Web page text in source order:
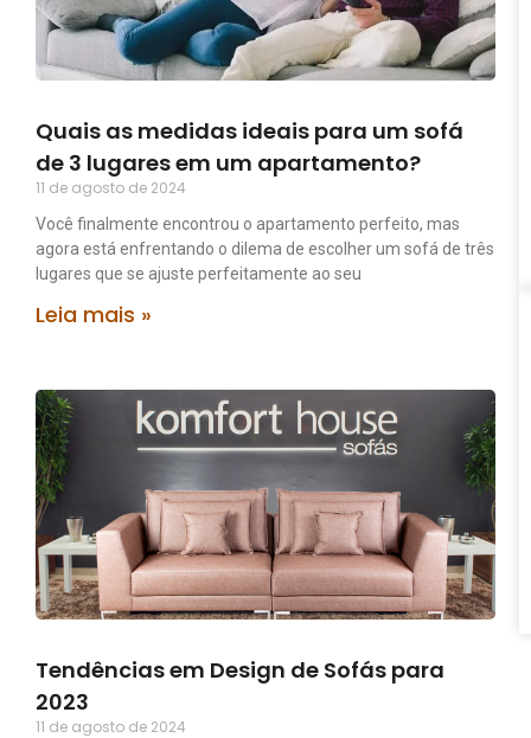
Quais as medidas ideais para um sofá
de 3 lugares em um apartamento?
11 de agosto de 2024
Você finalmente encontrou o apartamento perfeito, mas
agora está enfrentando o dilema de escolher um sofá de três
lugares que se ajuste perfeitamente ao seu
Leia mais »
Tendências em Design de Sofás para
2023
11 de agosto de 2024